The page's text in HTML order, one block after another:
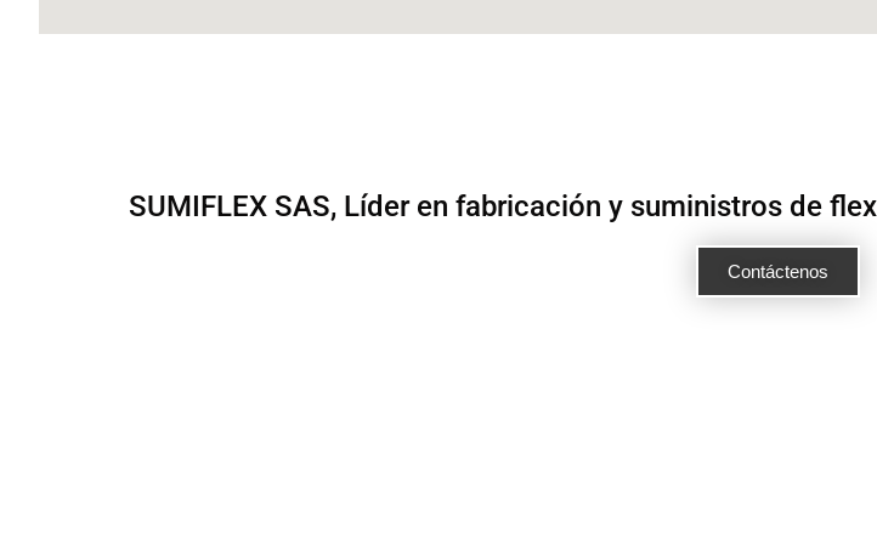
SUMIFLEX SAS, Líder en fabricación y suministros de
Contáctenos